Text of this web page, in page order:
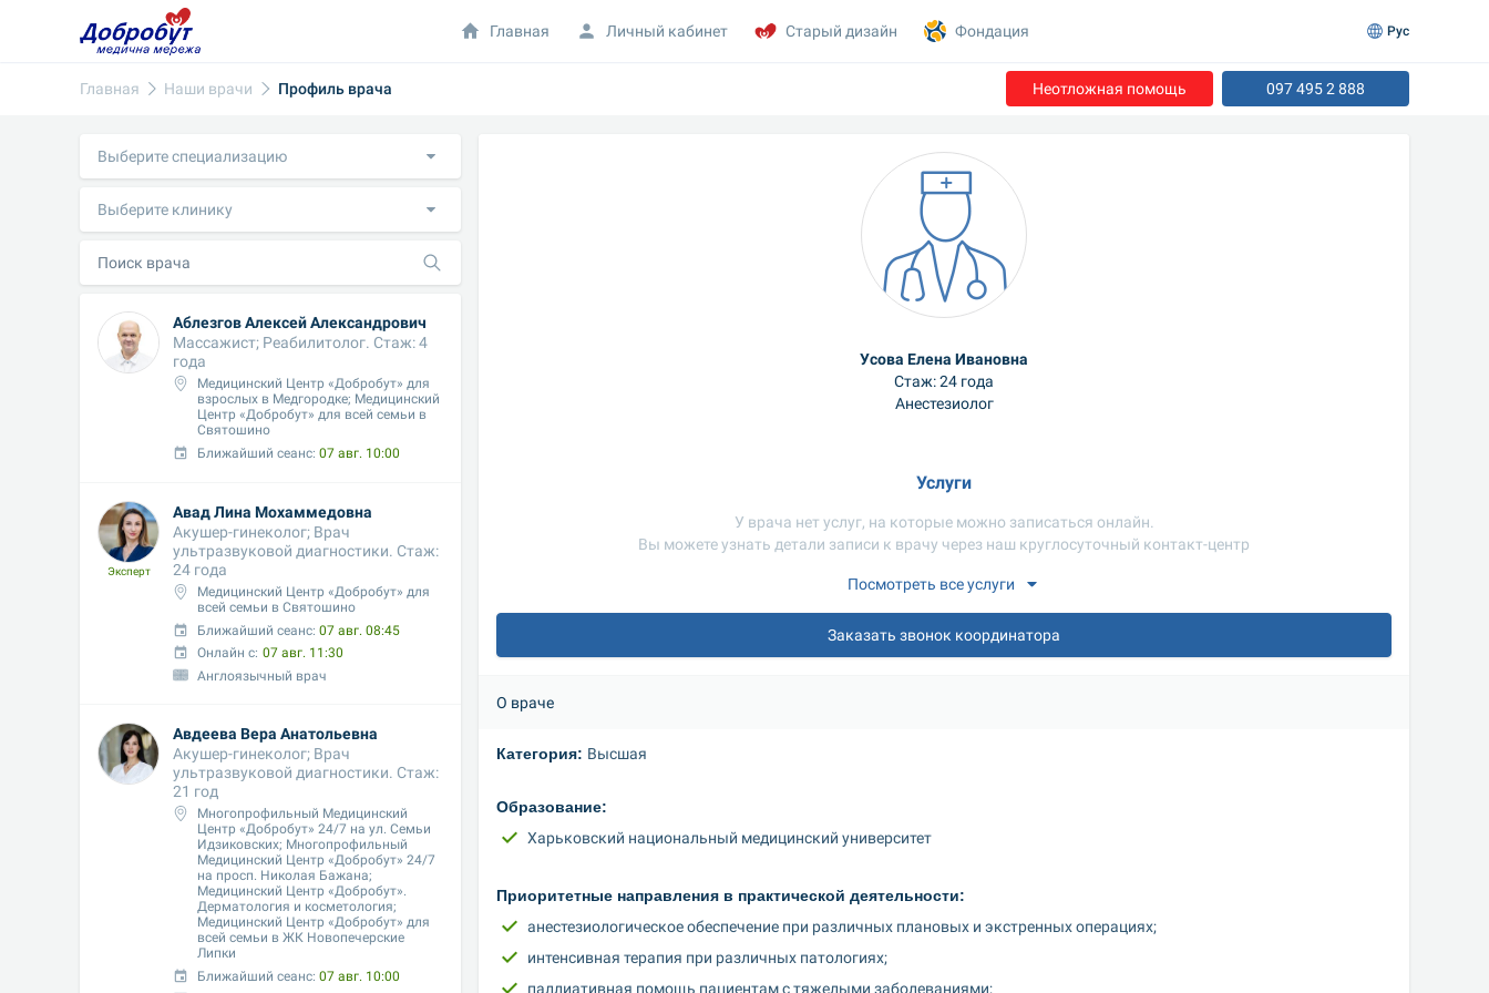
Главная Наши врачи Профиль врача Неотложная помощь 097 495 2 888
Выберите специализацию
Выберите клинику
Аблезгов Алексей Александрович
Массажист; Реабилитолог. Стаж: 4
года
Медицинский Центр «Добробут» для
взрослых в Медгородке; Медицинский
Центр «Добробут» для всей семьи в
Святошино
Ближайший сеанс: 07 авг. 10:00
Эксперт
Авад Лина Мохаммедовна
Акушер-гинеколог; Врач
ультразвуковой диагностики. Стаж:
24 года
Медицинский Центр «Добробут» для
всей семьи в Святошино
Ближайший сеанс: 07 авг. 08:45
Онлайн с: 07 авг. 11:30
Англоязычный врач
Авдеева Вера Анатольевна
Акушер-гинеколог; Врач
ультразвуковой диагностики. Стаж:
21 год
Многопрофильный Медицинский
Центр «Добробут» 24/7 на ул. Семьи
Идзиковских; Многопрофильный
Медицинский Центр «Добробут» 24/7
на просп. Николая Бажана;
Медицинский Центр «Добробут».
Дерматология и косметология;
Медицинский Центр «Добробут» для
всей семьи в ЖК Новопечерские
Липки
Ближайший сеанс: 07 авг. 10:00
Усова Елена Ивановна
Стаж: 24 года
Анестезиолог
Услуги
У врача нет услуг, на которые можно записаться онлайн.
Вы можете узнать детали записи к врачу через наш круглосуточный контакт-центр
Посмотреть все услуги
Заказать звонок координатора
О враче
Категория: Высшая
Образование:
Харьковский национальный медицинский университет
Приоритетные направления в практической деятельности:
анестезиологическое обеспечение при различных плановых и экстренных операциях;
интенсивная терапия при различных патологиях;
паллиативная помощь пациентам с тяжелыми заболеваниями;
Главная Личный кабинет Старый дизайн Фондация Рус